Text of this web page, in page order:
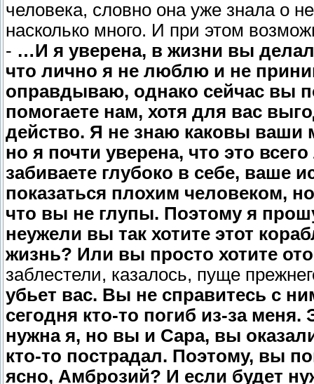
человека, словно она уже знала о
насколько много. И при этом
- …И я уверена, в жизни вы
что лично я не люблю и не
оправдываю, однако сейчас вы
помогаете нам, хотя для вас
действо. Я не знаю каковы ваши
но я почти уверена, что это
забиваете глубоко в себе, ваше
показаться плохим человеком,
что вы не глупы. Поэтому я
неужели вы так хотите этот
жизнь? Или вы просто хотите
заблестели, казалось, пуще
убьет вас. Вы не справитесь с
сегодня кто-то погиб из-за
нужна я, но вы и Сара, вы
кто-то пострадал. Поэтому, вы
ясно, Амброзий? И если будет